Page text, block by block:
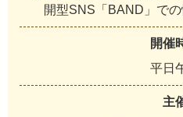
開型SNS「BAND」で
開催
平日
主